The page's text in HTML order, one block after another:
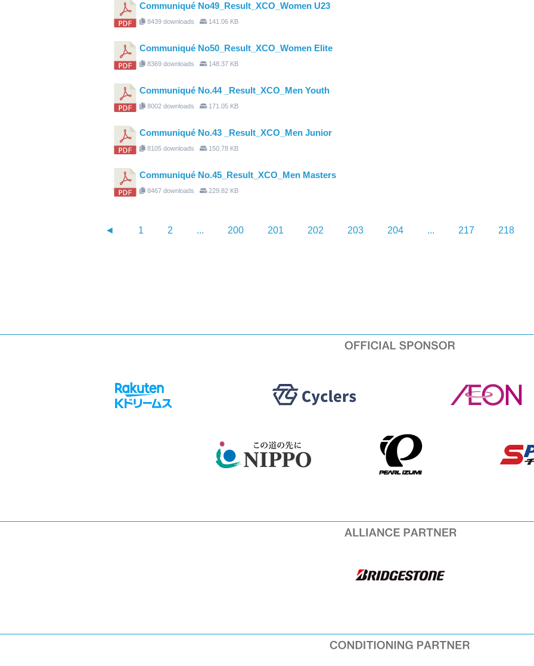
Communiqué No49_Result_XCO_Women U23
8439 downloads 141.06 KB
Communiqué No50_Result_XCO_Women Elite
8369 downloads 148.37 KB
Communiqué No.44 _Result_XCO_Men Youth
8002 downloads 171.05 KB
Communiqué No.43 _Result_XCO_Men Junior
8105 downloads 150.78 KB
Communiqué No.45_Result_XCO_Men Masters
8467 downloads 229.82 KB
◄ 1 2 ... 200 201 202 203 204 ... 217 218